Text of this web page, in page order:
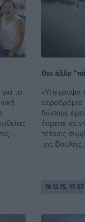
το
...
Οχι άλλο
«Υπέγραψα
δώσαμε
έπρεπε να
τέτοιες
της Βουλής
16.12.15, 17:57